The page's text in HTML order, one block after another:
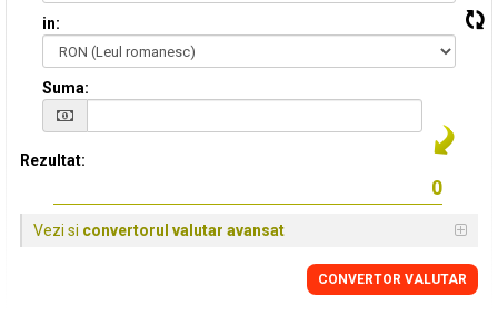
in:
Suma:
Rezultat:
Vezi si convertorul valutar avansat
CONVERTOR VALUTAR